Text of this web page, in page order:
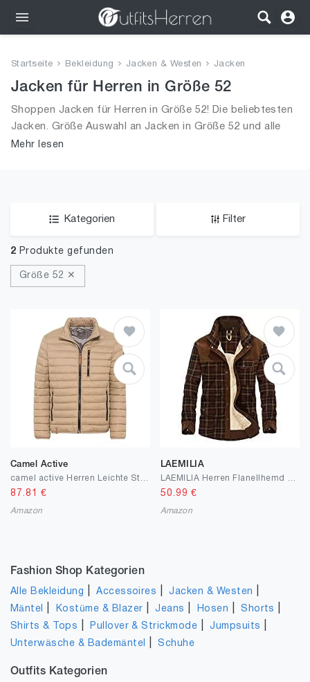
Bekleidung
Wäsche
Schuhe
Startseite Bekleidung Jacken & Westen Jacken
Jacken für Herren in Größe 52
Shoppen Jacken für Herren in Größe 52! Die beliebtesten
Jacken. Größe Auswahl an Jacken in Größe 52 und alle
Trends aus 2026 für Männer!
Mehr lesen
Kategorien Filter
2 Produkte gefunden
Größe 52 ✕
Camel Active
87.81 €
Amazon
LAEMILIA
50.99 €
Amazon
Fashion Shop Kategorien
Alle Bekleidung |Accessoires |Jacken & Westen
Mäntel Kostüme & Blazer |Jeans Hosen |Shorts
Shirts & Tops Pullover & Strickmode |Jumpsuits
Unterwäsche & Bademäntel |Schuhe
Outfits Kategorien